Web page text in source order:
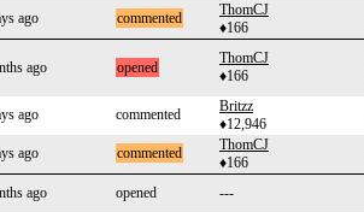
ago commented
ThomCJ
♦166
ago opened
ThomCJ
♦166
ago commented
Britzz
♦12,946
ago commented
ThomCJ
♦166
ago opened ---